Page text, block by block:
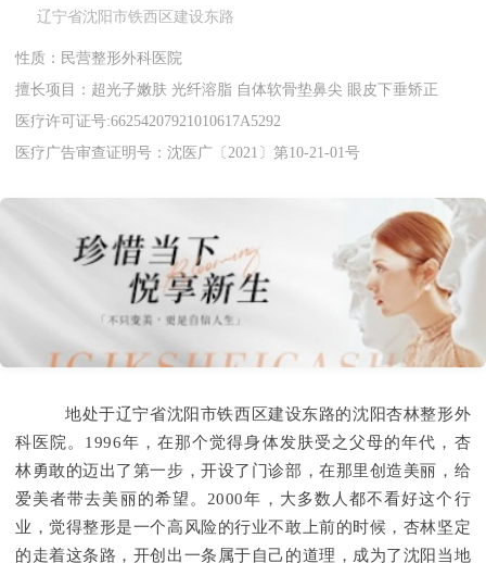
辽宁省沈阳市铁西区建设东路
性质：民营整形外科医院
擅长项目：超光子嫩肤 光纤溶脂 自体软骨垫鼻尖 眼皮下垂矫正
医疗许可证号:66254207921010617A5292
医疗广告审查证明号：沈医广〔2021〕第10-21-01号
地处于辽宁省沈阳市铁西区建设东路的沈阳杏林整形外
科医院。1996年，在那个觉得身体发肤受之父母的年代，杏
林勇敢的迈出了第一步，开设了门诊部，在那里创造美丽，给
爱美者带去美丽的希望。2000年，大多数人都不看好这个行
业，觉得整形是一个高风险的行业不敢上前的时候，杏林坚定
的走着这条路，开创出一条属于自己的道理，成为了沈阳当地